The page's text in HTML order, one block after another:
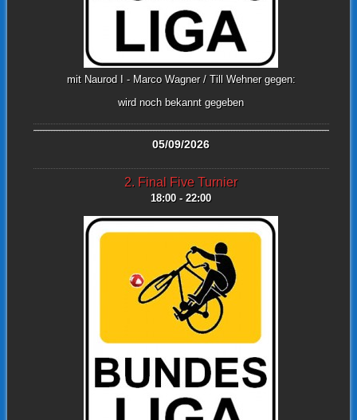
mit Naurod I - Marco Wagner / Till Wehner gegen:
wird noch bekannt gegeben
05/09/2026
2. Final Five Turnier
18:00 - 22:00